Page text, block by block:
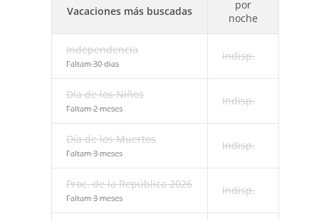
Vacaciones más buscadas
por
noche
Independencia
Faltam 30 dias
Indisp.
Día de los Niños
Faltam 2 meses
Indisp.
Día de los Muertos
Faltam 3 meses
Indisp.
Proc. de la República 2026
Faltam 3 meses
Indisp.